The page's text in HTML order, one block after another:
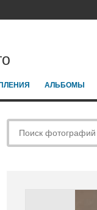
АЛЬБОМЫ